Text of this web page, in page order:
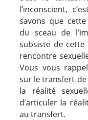
l’inconscient,
savons que
du sceau de
subsiste de
rencontre
Vous vous
sur le transfert
la réalité
d’articuler la
au transfert.